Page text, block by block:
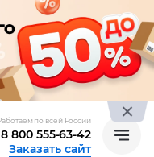
по всей России
8 800 555-63-42
Заказать сайт